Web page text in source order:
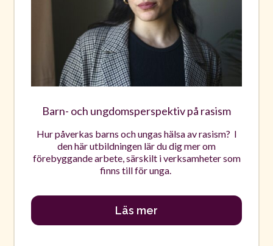
Barn- och ungdomsperspektiv på rasism
Hur påverkas barns och ungas hälsa av rasism? I
den här utbildningen lär du dig mer om
förebyggande arbete, särskilt i verksamheter som
finns till för unga.
Läs mer